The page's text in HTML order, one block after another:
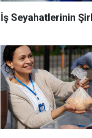
İş Seyahatlerinin